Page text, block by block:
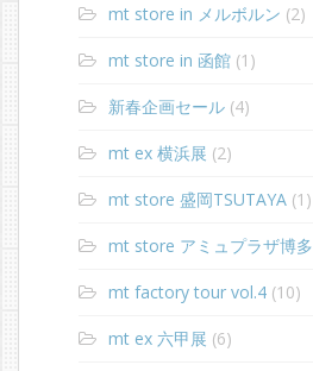
mt store in メルボルン (2)
mt store in 函館 (1)
新春企画セール (4)
mt ex 横浜展 (2)
mt store 盛岡TSUTAYA (1)
mt store アミュプラザ博多
mt factory tour vol.4 (10)
mt ex 六甲展 (6)